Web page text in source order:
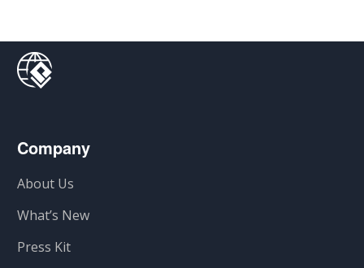
Company
About Us
What’s New
Press Kit